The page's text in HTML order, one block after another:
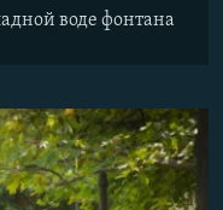
воде фонтана